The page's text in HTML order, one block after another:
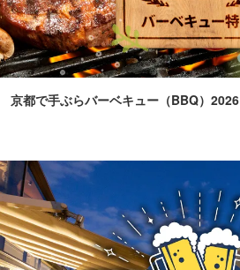
京都で手ぶらバーベキュー（BBQ）2026